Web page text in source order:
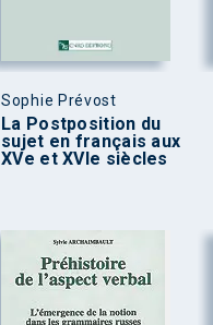
Sophie Prévost
La Postposition du
sujet en français aux
XVe et XVIe siècles